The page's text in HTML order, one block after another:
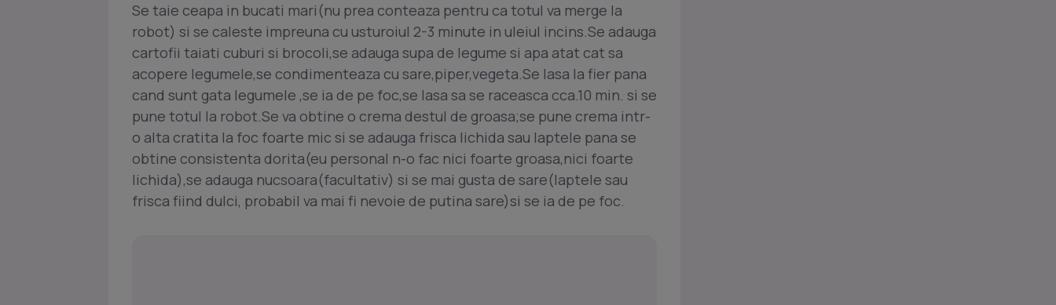
Se taie ceapa in bucati mari(nu prea conteaza pentru ca totul va merge la
robot) si se caleste impreuna cu usturoiul 2-3 minute in uleiul incins.Se adauga
cartofii taiati cuburi si brocoli,se adauga supa de legume si apa atat cat sa
acopere legumele,se condimenteaza cu sare,piper,vegeta.Se lasa la fier pana
cand sunt gata legumele ,se ia de pe foc,se lasa sa se raceasca cca.10 min. si se
pune totul la robot.Se va obtine o crema destul de groasa;se pune crema intr-
o alta cratita la foc foarte mic si se adauga frisca lichida sau laptele pana se
obtine consistenta dorita(eu personal n-o fac nici foarte groasa,nici foarte
lichida),se adauga nucsoara(facultativ) si se mai gusta de sare(laptele sau
frisca fiind dulci, probabil va mai fi nevoie de putina sare)si se ia de pe foc.